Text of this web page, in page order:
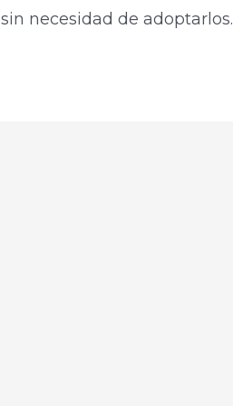
sin necesidad de adoptarlos.​